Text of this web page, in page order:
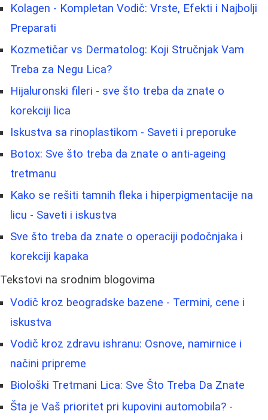
Kolagen - Kompletan Vodič: Vrste, Efekti i Najbolji
Preparati
Kozmetičar vs Dermatolog: Koji Stručnjak Vam
Treba za Negu Lica?
Hijaluronski fileri - sve što treba da znate o
korekciji lica
Iskustva sa rinoplastikom - Saveti i preporuke
Botox: Sve što treba da znate o anti-ageing
tretmanu
Kako se rešiti tamnih fleka i hiperpigmentacije na
licu - Saveti i iskustva
Sve što treba da znate o operaciji podočnjaka i
korekciji kapaka
Tekstovi na srodnim blogovima
Vodič kroz beogradske bazene - Termini, cene i
iskustva
Vodič kroz zdravu ishranu: Osnove, namirnice i
načini pripreme
Biološki Tretmani Lica: Sve Što Treba Da Znate
Šta je Vaš prioritet pri kupovini automobila? -